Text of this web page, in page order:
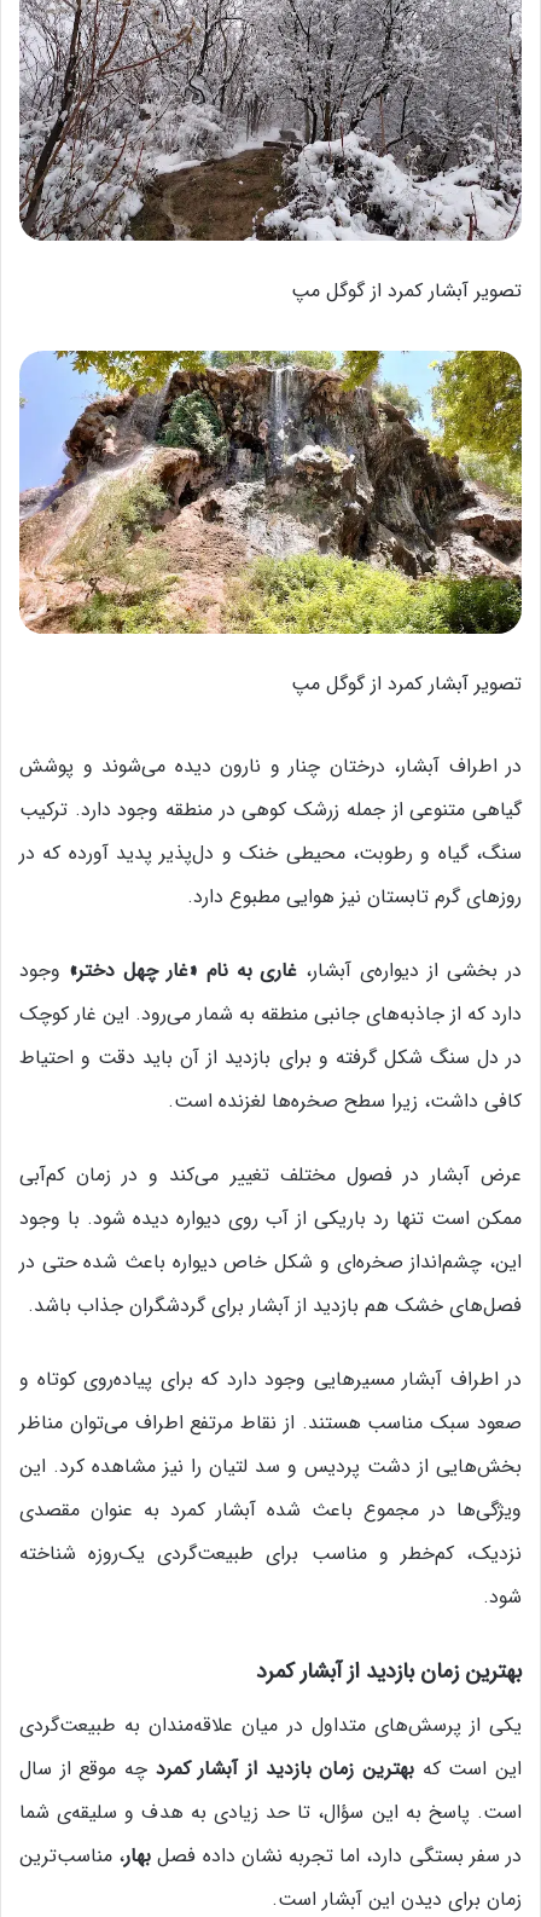
تصویر آبشار کمرد از گوگل مپ
تصویر آبشار کمرد از گوگل مپ
در اطراف آبشار، درختان چنار و نارون دیده می‌شوند و پوشش
گیاهی متنوعی از جمله زرشک کوهی در منطقه وجود دارد. ترکیب
سنگ، گیاه و رطوبت، محیطی خنک و دل‌پذیر پدید آورده که در
روزهای گرم تابستان نیز هوایی مطبوع دارد.
در بخشی از دیواره‌ی آبشار، غاری به نام «غار چهل دختر» وجود
دارد که از جاذبه‌های جانبی منطقه به شمار می‌رود. این غار کوچک
در دل سنگ شکل گرفته و برای بازدید از آن باید دقت و احتیاط
کافی داشت، زیرا سطح صخره‌ها لغزنده است.
عرض آبشار در فصول مختلف تغییر می‌کند و در زمان کم‌آبی
ممکن است تنها رد باریکی از آب روی دیواره دیده شود. با وجود
این، چشم‌انداز صخره‌ای و شکل خاص دیواره باعث شده حتی در
فصل‌های خشک هم بازدید از آبشار برای گردشگران جذاب باشد.
در اطراف آبشار مسیرهایی وجود دارد که برای پیاده‌روی کوتاه و
صعود سبک مناسب هستند. از نقاط مرتفع اطراف می‌توان مناظر
بخش‌هایی از دشت پردیس و سد لتیان را نیز مشاهده کرد. این
ویژگی‌ها در مجموع باعث شده آبشار کمرد به عنوان مقصدی
نزدیک، کم‌خطر و مناسب برای طبیعت‌گردی یک‌روزه شناخته
شود.
بهترین زمان بازدید از آبشار کمرد
یکی از پرسش‌های متداول در میان علاقه‌مندان به طبیعت‌گردی
این است که بهترین زمان بازدید از آبشار کمرد چه موقع از سال
است. پاسخ به این سؤال، تا حد زیادی به هدف و سلیقه‌ی شما
در سفر بستگی دارد، اما تجربه نشان داده فصل بهار، مناسب‌ترین
زمان برای دیدن این آبشار است.